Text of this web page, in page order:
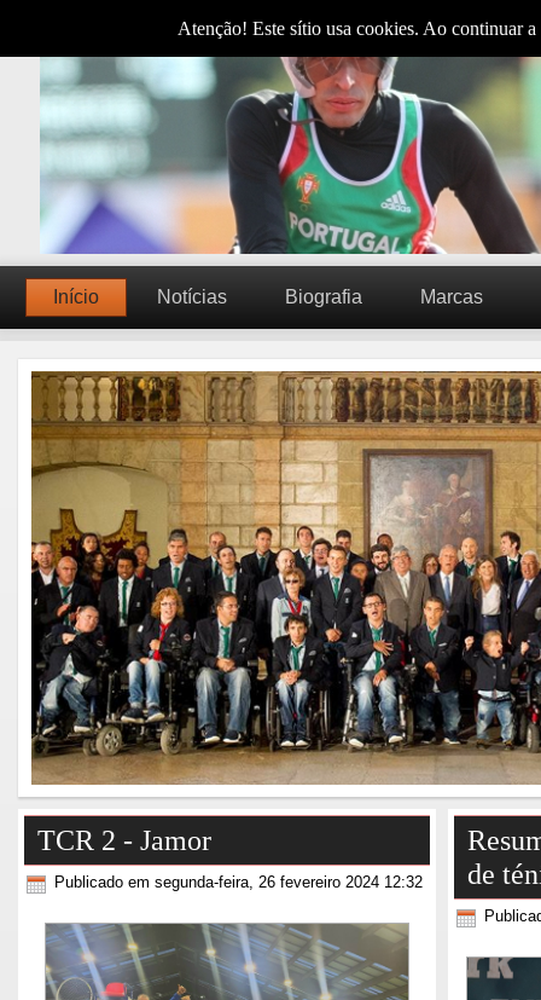
Início Notícias Biografia Marcas
TCR 2 - Jamor
Publicado em segunda-feira, 26 fevereiro 2024 12:32
de
Atenção! Este sítio usa cookies. Ao continuar